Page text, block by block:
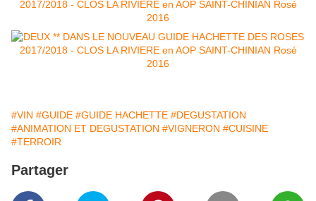
#VIN #GUIDE #GUIDE HACHETTE #DEGUSTATION
#ANIMATION ET DEGUSTATION #VIGNERON #CUISINE
#TERROIR
Partager